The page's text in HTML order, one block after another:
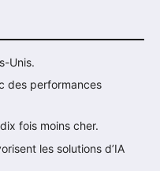
Unis.
des performances
fois moins cher.
les solutions d’IA